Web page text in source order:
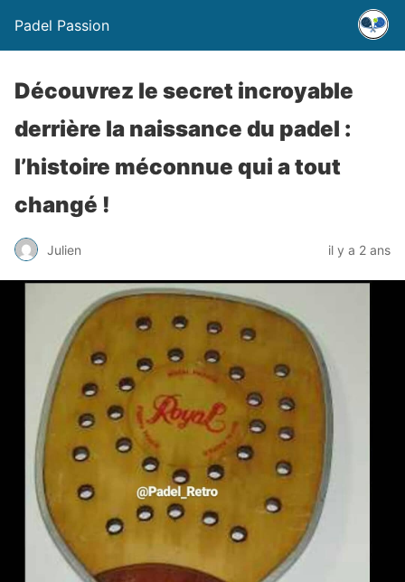
Padel Passion
Découvrez le secret incroyable
derrière la naissance du padel :
l’histoire méconnue qui a tout
changé !
Julien il y a 2 ans